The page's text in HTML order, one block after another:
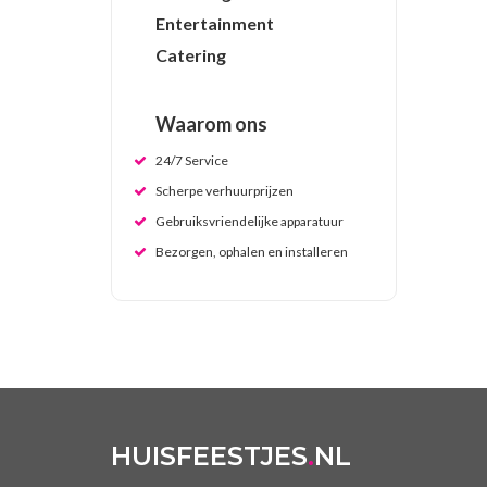
Entertainment
Catering
Waarom ons
24/7 Service
Scherpe verhuurprijzen
Gebruiksvriendelijke apparatuur
Bezorgen, ophalen en installeren
HUISFEESTJES.NL